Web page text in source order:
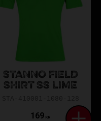
STANNO FIELD
SHIRT SS LIME
169 KR